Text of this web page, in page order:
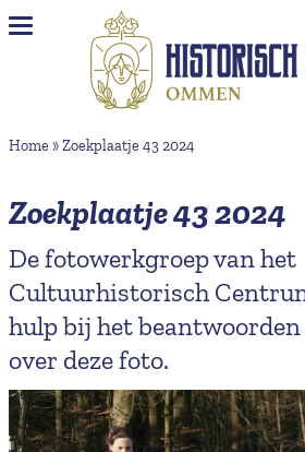
Naar hoofdinhoud
Home »Zoekplaatje 43 2024
Zoekplaatje 43 2024
De fotowerkgroep van het
Cultuurhistorisch
hulp bij het
over deze foto.